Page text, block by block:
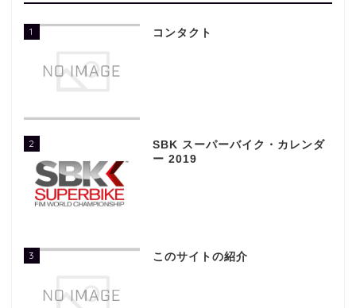
1 コンタクト
2
SBK スーパーバイク・カレンダ
ー 2019
3 このサイトの紹介